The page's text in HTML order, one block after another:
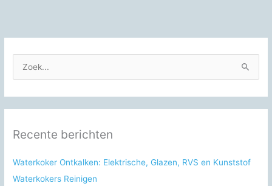
o
e
k
a
r
Recente berichten
Waterkoker Ontkalken: Elektrische, Glazen, RVS en Kunststof
Waterkokers Reinigen